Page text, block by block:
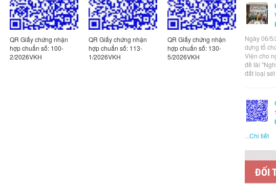
QR Giấy chứng nhận
hợp chuẩn số: 100-
2/2026VKH
QR Giấy chứng nhận
hợp chuẩn số: 113-
1/2026VKH
QR Giấy chứng nhận
hợp chuẩn số: 130-
5/2026VKH
QR Giấy
hợp
4/
Ngày 06/
dựng tổ
Viện cho
đề tài
đất loại
...Chi tiết
ĐỐI